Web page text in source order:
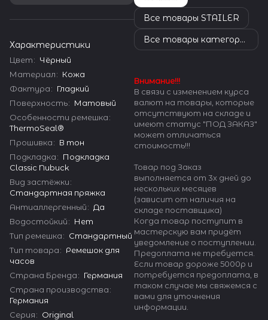
Характеристики
Цвет: Чёрный
Материал: Кожа
Фактура: Гладкий
Поверхность: Матовый
Особенности ремешка:
ThermoSeal®
Прошивка: В тон
Подкладка: Подкладка
Classic Nubuck
Вид застёжки:
Стандартная пряжка
Антиаллергенный: Да
Водостойкий: Нет
Тип ремешка: Стандартный
Тип товара: Ремешок для
часов
Страна Бренда: Германия
Страна производства:
Германия
Серия: Original
Все товары STAILER
Все товары категории
Внимание!!!
В связи с изменением курса
валют на товары, которые
отсутствуют на складе и
имеют статус "ПОД ЗАКАЗ"
может отличаться
стоимость!!!
Товар под Заказ
выполняется от 3х дней до
нескольких месяцев
(зависит от наличия на
складе поставщика)
Когда товар поступит в
мастерскую вам придёт
уведомление о поступлении.
Предоплата не требуется.
Если товар дороже 5000р и
потребуется предоплата, в
таком случае мы свяжемся с
вами для уточнения
информации.